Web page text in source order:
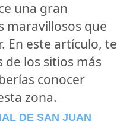
una gran
maravillosos que
En este artículo, te
los sitios más
conocer
zona.
DE SAN JUAN